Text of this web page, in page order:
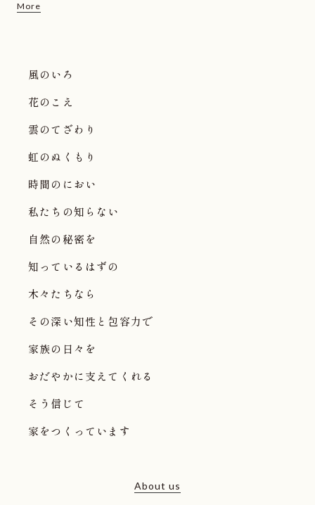
More
風のいろ
花のこえ
雲のてざわり
虹のぬくもり
時間のにおい
私たちの知らない
自然の秘密を
知っているはずの
木々たちなら
その深い知性と包容力で
家族の日々を
おだやかに支えてくれる
そう信じて
家をつくっています
About us